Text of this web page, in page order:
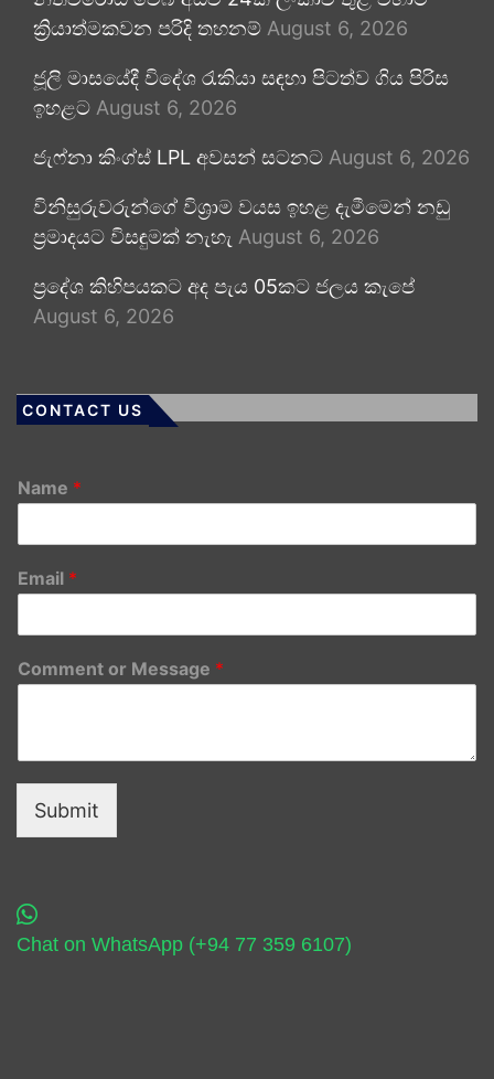
ක්‍රියාත්මකවන පරිදි තහනම් August 6, 2026
ජූලි මාසයේදී විදේශ රැකියා සඳහා පිටත්ව ගිය පිරිස
ඉහළට August 6, 2026
ජැෆ්නා කිංග්ස් LPL අවසන් සටනට August 6, 2026
විනිසුරුවරුන්ගේ විශ්‍රාම වයස ඉහළ දැමීමෙන් නඩු
ප්‍රමාදයට විසඳුමක් නැහැ August 6, 2026
ප්‍රදේශ කිහිපයකට අද පැය 05කට ජලය කැපේ
August 6, 2026
CONTACT US
Name *
Email *
Comment or Message *
Submit
Chat on WhatsApp (+94 77 359 6107)